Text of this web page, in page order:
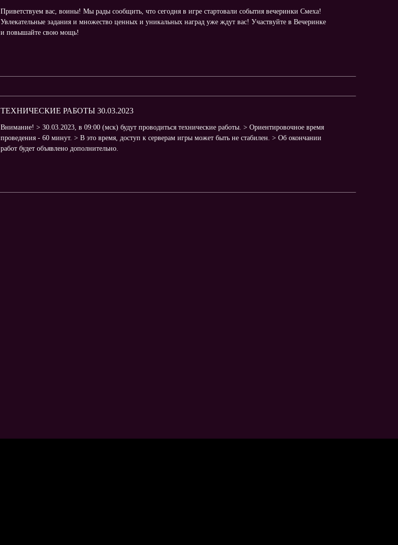
HIT
Приветствуем вас, воины! Мы рады сообщить, что сегодня в игре стартовали события вечеринки Смеха!
Увлекательные задания и множество ценных и уникальных наград уже ждут вас! Участвуйте в Вечеринке
и повышайте свою мощь!
ТЕХНИЧЕСКИЕ РАБОТЫ 30.03.2023
Внимание! > 30.03.2023, в 09:00 (мск) будут проводиться технические работы. > Ориентировочное время
проведения - 60 минут. > В это время, доступ к серверам игры может быть не стабилен. > Об окончании
работ будет объявлено дополнительно.